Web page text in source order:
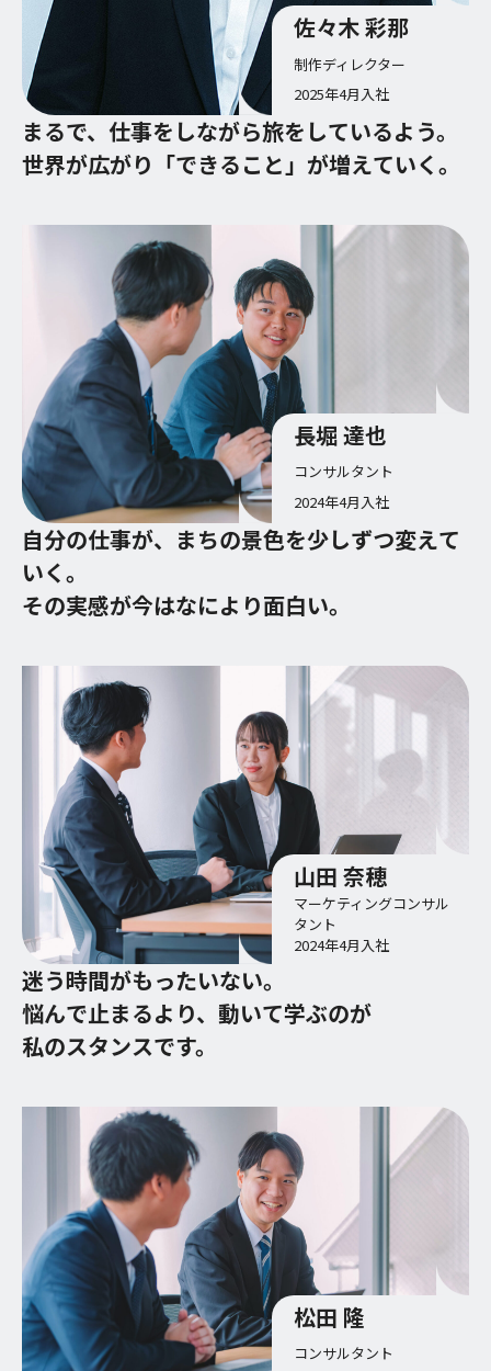
まるで、仕事をしながら旅をしているよう。
世界が広がり「できること」が増えていく。
佐々木 彩那
制作ディレクター
2025年4月入社
自分の仕事が、まちの景色を少しずつ変えて
いく。
その実感が今はなにより面白い。
長堀 達也
コンサルタント
2024年4月入社
迷う時間がもったいない。
悩んで止まるより、動いて学ぶのが
私のスタンスです。
山田 奈穂
マーケティングコンサル
タント
2024年4月入社
松田 隆
コンサルタント